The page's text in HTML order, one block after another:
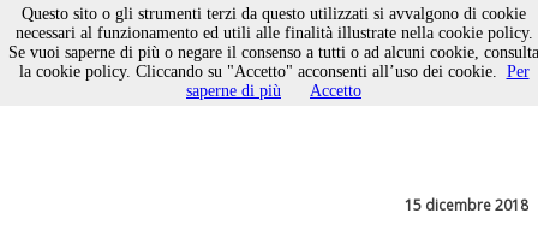
Corso Umberto - Parte VII
15 dicembre 2018
Questo sito o gli strumenti terzi da questo utilizzati si avvalgono di cookie
necessari al funzionamento ed utili alle finalità illustrate nella cookie policy.
Se vuoi saperne di più o negare il consenso a tutti o ad alcuni cookie, consulta
la cookie policy. Cliccando su "Accetto" acconsenti all’uso dei cookie. Per
saperne di più
Accetto